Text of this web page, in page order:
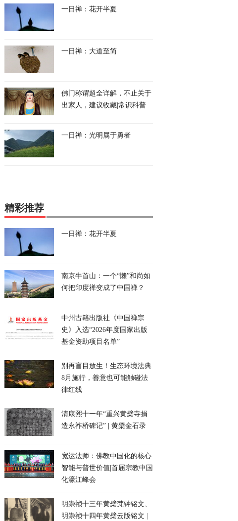
一日禅：花开半夏
一日禅：大道至简
佛门称谓超全详解，不止关于
出家人，建议收藏|常识科普
一日禅：光明属于勇者
精彩推荐
一日禅：花开半夏
南京牛首山：一个“懒”和尚如
何把印度禅变成了中国禅？
中州古籍出版社《中国禅宗
史》入选“2026年度国家出版
基金资助项目名单”
别再盲目放生！生态环境法典
8月施行，善意也可能触碰法
律红线
清康熙十一年“重兴黄檗寺捐
造永祚桥碑记” | 黄檗金石录
宽运法师：佛教中国化的核心
智能与普世价值|首届宗教中国
化濠江峰会
明崇祯十三年黄檗梵钟铭文、
明崇祯十四年黄檗云版铭文 |